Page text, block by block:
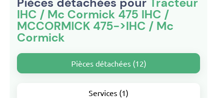
IHC / Mc Cormick 475 IHC /
MCCORMICK 475->IHC / Mc
Cormick
Pièces détachées (12)
Services (1)